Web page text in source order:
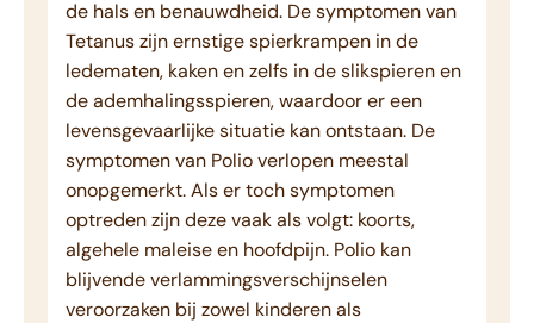
de hals en benauwdheid. De symptomen van
Tetanus zijn ernstige spierkrampen in de
ledematen, kaken en zelfs in de slikspieren en
de ademhalingsspieren, waardoor er een
levensgevaarlijke situatie kan ontstaan. De
symptomen van Polio verlopen meestal
onopgemerkt. Als er toch symptomen
optreden zijn deze vaak als volgt: koorts,
algehele maleise en hoofdpijn. Polio kan
blijvende verlammingsverschijnselen
veroorzaken bij zowel kinderen als